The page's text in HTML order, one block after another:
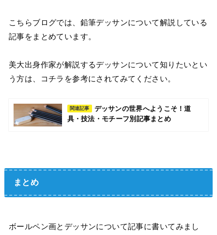
こちらブログでは、鉛筆デッサンについて解説している
記事をまとめています。
美大出身作家が解説するデッサンについて知りたいとい
う方は、コチラを参考にされてみてください。
関連記事
デッサンの世界へようこそ！道
具・技法・モチーフ別記事まとめ
まとめ
ボールペン画とデッサンについて記事に書いてみまし